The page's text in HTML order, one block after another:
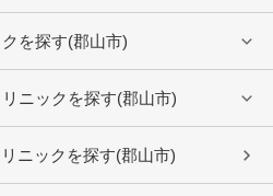
を探す(郡山市)
ニックを探す(郡山市)
ニックを探す(郡山市)